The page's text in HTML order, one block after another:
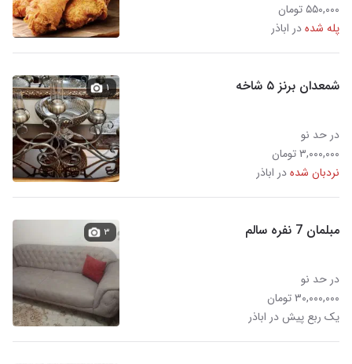
۵۵۰,۰۰۰ تومان
پله شدهدر اباذر
شمعدان برنز ۵ شاخه
در حد نو
۳,۰۰۰,۰۰۰ تومان
نردبان شدهدر اباذر
۱
مبلمان 7 نفره سالم
در حد نو
۳۰,۰۰۰,۰۰۰ تومان
یک ربع پیش در اباذر
۳